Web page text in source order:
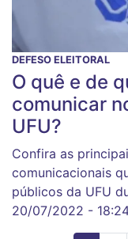
DEFESO ELEITORAL
O quê e de
comunicar
UFU?
Confira as
comunicacionais
públicos da UFU
20/07/2022 -